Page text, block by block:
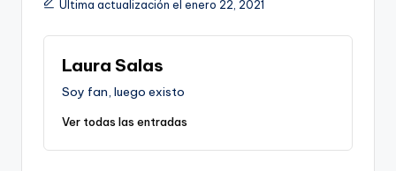
Última actualización el enero 22, 2021
Laura Salas
Soy fan, luego existo
Ver todas las entradas